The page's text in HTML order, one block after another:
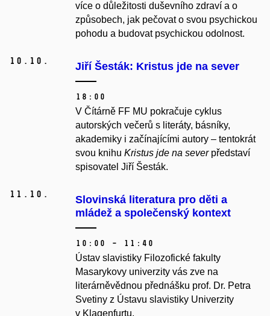
více o důležitosti duševního zdraví a o
způsobech, jak pečovat o svou psychickou
pohodu a budovat psychickou odolnost.
10. 10. Jiří Šesták: Kristus jde na sever
18:00
V Čítárně FF MU pokračuje cyklus
autorských večerů s literáty, básníky,
akademiky i začínajícími autory – tentokrát
svou knihu Kristus jde na severpředstaví
spisovatel Jiří Šesták.
11. 10.
Slovinská literatura pro děti a
mládež a společenský kontext
10:00 – 11:40
Ústav slavistiky Filozofické fakulty
Masarykovy univerzity vás zve na
literárněvědnou přednášku prof. Dr. Petra
Svetiny z Ústavu slavistiky Univerzity
v Klagenfurtu.